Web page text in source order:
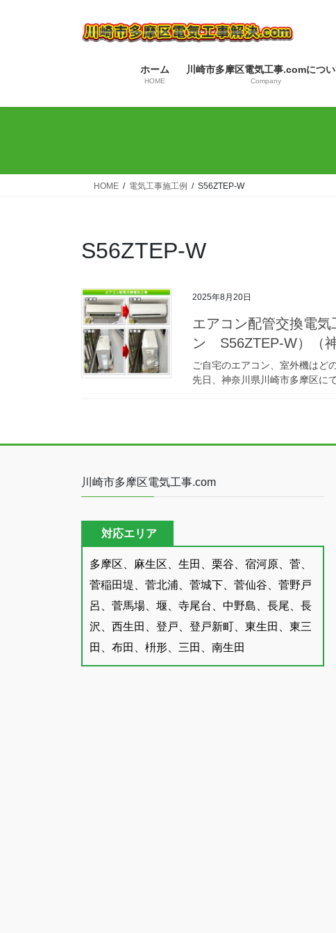
ス
ン
ホーム
HOME
川崎市多摩区電気工事.comにつ
Company
HOME 電気工事施工例 S56ZTEP-W
S56ZTEP-W
2025年8月20日
エアコン配管交換電
ン S56ZTEP-W）（
ご自宅のエアコン、室外機はど
先日、神奈川県川崎市多摩区に
川崎市多摩区電気工事.com
対応エリア
多摩区、麻生区、生田、栗谷、宿河原、菅、
菅稲田堤、菅北浦、菅城下、菅仙谷、菅野戸
呂、菅馬場、堰、寺尾台、中野島、長尾、長
沢、西生田、登戸、登戸新町、東生田、東三
田、布田、枡形、三田、南生田